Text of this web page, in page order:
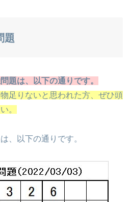
題
題は、以下の通りです。
足りないと思われた方、ぜひ頭
。
、以下の通りです。